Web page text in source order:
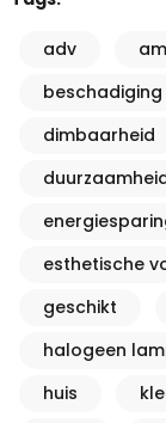
adv
beschadiging
dimbaarheid
esthetische
geschikt
halogeen
huis